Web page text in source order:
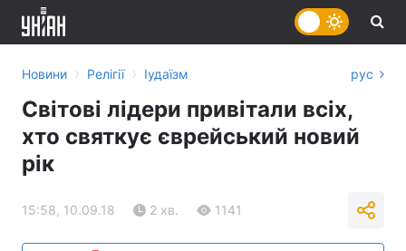
Новини › Релігії › Іудаїзм рус
Світові лідери привітали всіх,
хто святкує єврейський новий
рік
15:58, 10.09.18 2 хв. 1141